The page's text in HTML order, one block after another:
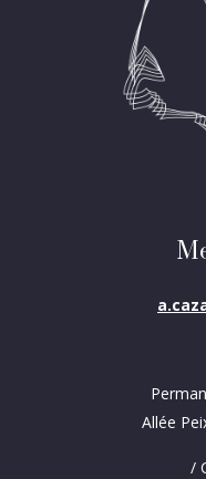
Allée
/